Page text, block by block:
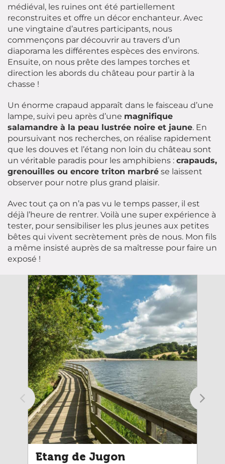
médiéval, les ruines ont été partiellement
reconstruites et offre un décor enchanteur. Avec
une vingtaine d’autres participants, nous
commençons par découvrir au travers d’un
diaporama les différentes espèces des environs.
Ensuite, on nous prête des lampes torches et
direction les abords du château pour partir à la
chasse !
Un énorme crapaud apparaît dans le faisceau d’une
lampe, suivi peu après d’une magnifique
salamandre à la peau lustrée noire et jaune. En
poursuivant nos recherches, on réalise rapidement
que les douves et l’étang non loin du château sont
un véritable paradis pour les amphibiens : crapauds,
grenouilles ou encore triton marbré se laissent
observer pour notre plus grand plaisir.
Avec tout ça on n’a pas vu le temps passer, il est
déjà l’heure de rentrer. Voilà une super expérience à
tester, pour sensibiliser les plus jeunes aux petites
bêtes qui vivent secrètement près de nous. Mon fils
a même insisté auprès de sa maîtresse pour faire un
exposé !
Etang de Jugon